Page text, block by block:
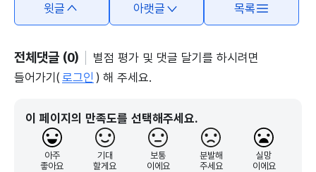
윗글 아랫글 목록
전체댓글 (0)
별점 평가 및 댓글 달기를 하시려면
들어가기( 로그인 ) 해 주세요.
이 페이지의 만족도를 선택해주세요.
아주
좋아요
기대
할게요
보통
이에요
분발해
주세요
실망
이에요